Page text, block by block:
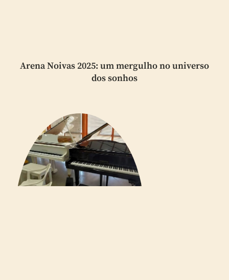
Arena Noivas 2025: um mergulho no universo
dos sonhos